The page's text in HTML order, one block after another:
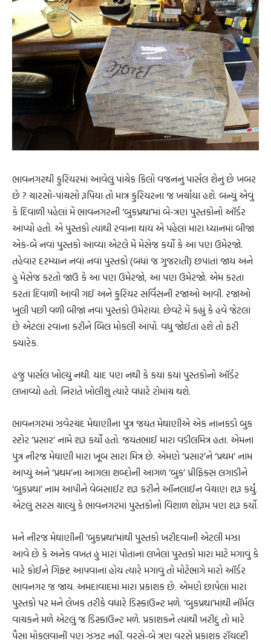
ભાવનગરથી કુરિયરમાં આવેલું પાંચેક કિલો વજનનું પાર્સલ શેનું છે ખબર
છે ? ચારસો-પાંચસો રૂપિયા તો માત્ર કુરિયરના જ ખર્ચાયા હશે. બન્યું એવું
કે દિવાળી પહેલાં મેં ભાવનગરની ‘બુકપ્રથા’માં બે-ત્રણ પુસ્તકોનો ઑર્ડર
આપ્યો હતો. એ પુસ્તકો ત્યાંથી રવાના થાય એ પહેલાં મારા ધ્યાનમાં બીજાં
એક-બે નવાં પુસ્તકો આવ્યા એટલે મેં મેસેજ કર્યો કે આ પણ ઉમેરજો.
તહેવાર દરમ્યાન નવાં નવાં પુસ્તકો (બધાં જ ગુજરાતી) છપાતાં જાય અને
હું મેસેજ કરતો જાઉં કે આ પણ ઉમેરજો, આ પણ ઉમેરજો. એમ કરતાં
કરતાં દિવાળી આવી ગઈ અને કુરિયર સર્વિસની રજાઓ આવી. રજાઓ
ખુલી પછી વળી બીજાં નવાં પુસ્તકો ઉમેરાયાં. છેવટે મેં કહ્યું કે હવે જેટલાં
છે એટલાં રવાના કરીને બિલ મોકલી આપો. વધુ જોઈતાં હશે તો ફરી
ક્યારેક.
હજુ પાર્સલ ખોલ્યું નથી. યાદ પણ નથી કે કયાં કયાં પુસ્તકોનો ઑર્ડર
લખાવ્યો હતો. નિરાંતે ખોલીશું ત્યારે વધારે રોમાંચ થશે.
ભાવનગરમાં ઝવેરચંદ મેઘાણીના પુત્ર જયંત મેઘાણીએ એક નાનકડો બુક
સ્ટોર ‘પ્રસાર’ નામે શરૂ કર્યો હતો. જયંતભાઈ મારા વડીલમિત્ર હતા. એમના
પુત્ર નીરજ મેઘાણી મારા ખૂબ સારા મિત્ર છે. એમણે ‘પ્રસાર’ને ‘પ્રથમ’ નામ
આપ્યું અને ‘પ્રથમ’ના આગલા શબ્દોની આગળ ‘બુક’ પ્રીફિક્સ લગાડીને
‘બુકપ્રથા’ નામ આપીને વેબસાઈટ શરૂ કરીને ઑનલાઈન વેચાણ શરૂ કર્યું.
એટલું સરસ ચાલ્યું કે ભાવનગરમાં પુસ્તકોનો વિશાળ શોરૂમ પણ શરૂ કર્યો.
મને નીરજ મેઘાણીની ‘બુકપ્રથા’માંથી પુસ્તકો ખરીદવાની એટલી મઝા
આવે છે કે અનેક વખત હું મારાં પોતાનાં લખેલાં પુસ્તકો મારા માટે મગાવું કે
મારે કોઈને ગિફ્ટ આપવાનાં હોય ત્યારે મગાવું તો મોટેભાગે મારો ઑર્ડર
ભાવનગર જ જાય. અમદાવાદમાં મારા પ્રકાશક છે. એમણે છાપેલાં મારાં
પુસ્તકો પર મને લેખક તરીકે વધારે ડિસ્કાઉન્ટ મળે. ‘બુકપ્રથા’માંથી નૉર્મલ
વાચકને મળે એટલું જ ડિસ્કાઉન્ટ મળે. પ્રકાશકને ત્યાંથી ખરીદું તો મારે
પૈસા મોકલવાની પણ ઝંઝટ નહીં. વરસે-બે ત્રણ વરસે પ્રકાશક રૉયલ્ટી